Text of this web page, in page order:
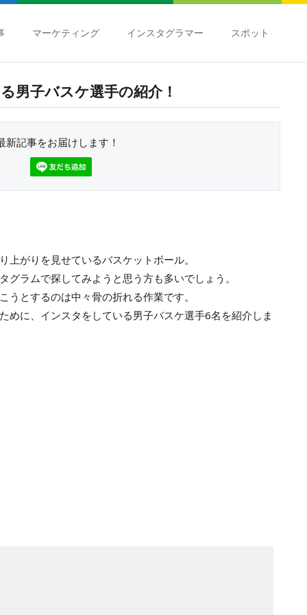
マーケティング インスタグラマー スポット
男子バスケ選手の紹介！
新記事をお届けします！
がりを見せているバスケットボール。
グラムで探してみようと思う方も多いでしょう。
とするのは中々骨の折れる作業です。
めに、インスタをしている男子バスケ選手6名を紹介しま